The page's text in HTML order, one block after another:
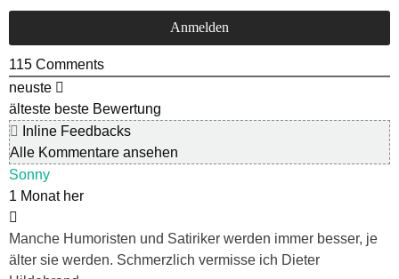
115 Comments
neuste
älteste beste Bewertung
Inline Feedbacks
Alle Kommentare ansehen
Sonny
1 Monat her
Manche Humoristen und Satiriker werden immer besser, je
älter sie werden. Schmerzlich vermisse ich Dieter